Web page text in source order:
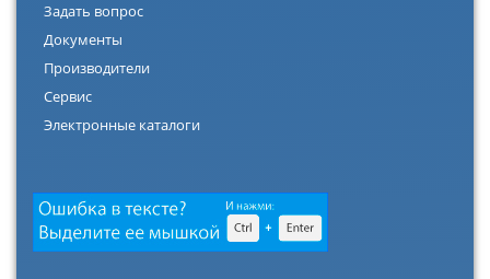
Задать вопрос
Документы
Производители
Сервис
Электронные каталоги